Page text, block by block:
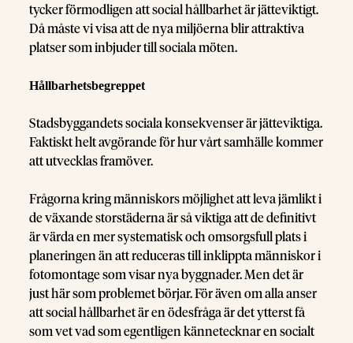
tycker förmodligen att social hållbarhet är jätteviktigt.
Då måste vi visa att de nya miljöerna blir attraktiva
platser som inbjuder till sociala möten.
Hållbarhetsbegreppet
Stadsbyggandets sociala konsekvenser är jätteviktiga.
Faktiskt helt avgörande för hur vårt samhälle kommer
att utvecklas framöver.
Frågorna kring människors möjlighet att leva jämlikt i
de växande storstäderna är så viktiga att de definitivt
är värda en mer systematisk och omsorgsfull plats i
planeringen än att reduceras till inklippta människor i
fotomontage som visar nya byggnader. Men det är
just här som problemet börjar. För även om alla anser
att social hållbarhet är en ödesfråga är det ytterst få
som vet vad som egentligen kännetecknar en socialt